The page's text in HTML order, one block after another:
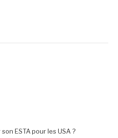
ESTA pour les USA ?